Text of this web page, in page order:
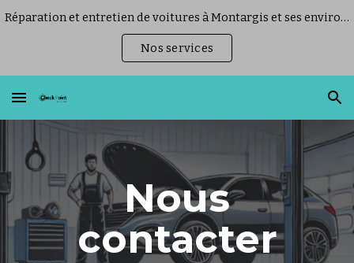
Réparation et entretien de voitures à Montargis et ses environs
Nos services
Nous
contacter